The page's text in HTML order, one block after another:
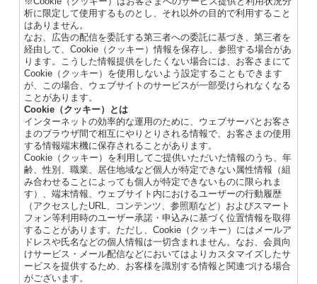
析に限定して使用するものとし、それ以外の目的で利用すること
はありません。
なお、広告の配信を委託する第三者への委託に基づき、第三者を
経由して、Cookie（クッキー）情報を保存し、参照する場合があ
ります。こうした情報提供をしたくない場合には、お客さまにて
Cookie（クッキー）を使用しないよう設定することもできます
が、この場合、ウェブサイトのサービスが一部受けられなくなる
ことがあります。
Cookie（クッキー）とは
インターネットの効率的な運用のために、ウェブサーバとお客さ
まのブラウザ間で相互にやりとりされる情報で、お客さまの使用
する情報端末機に保存されることがあります。
Cookie（クッキー）を利用してご提供いただいた情報のうち、年
齢、性別、職業、居住地域など個人が特定できない属性情報（組
み合わせることによっても個人が特定できないものに限られま
す）、端末情報、ウェブサイト内におけるユーザーの行動履歴
（アクセスしたURL、コンテンツ、参照順など）およびスマート
フォン等利用時のユーザー承諾・申込みに基づく位置情報を取得
することがあります。ただし、Cookie（クッキー）にはメールア
ドレスや氏名などの個人情報は一切含まれません。なお、会員向
けサービス・メール配信などにおいてはよりカスタマイズしたサ
ービスを提供するため、お客様を識別する情報と関連づける場合
がございます。